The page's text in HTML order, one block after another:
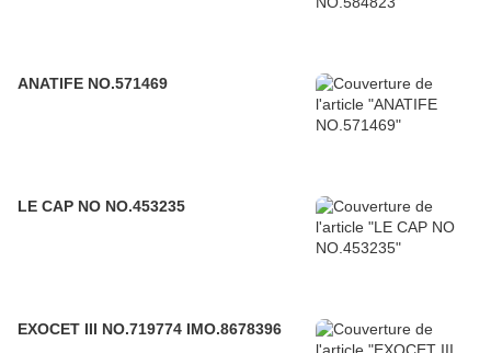
ANATIFE NO.571469
LE CAP NO NO.453235
EXOCET III NO.719774 IMO.8678396